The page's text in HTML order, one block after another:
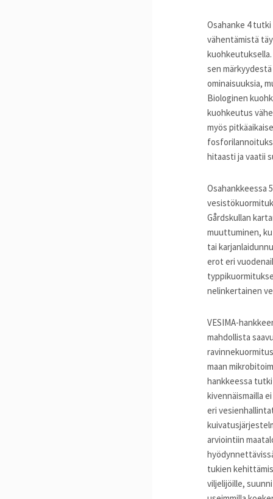
Osahanke 4
vähentämistä
sen
ominaisuuksia,
Biologinen
kuohkeutus
myös
hitaasti ja vaatii
Osahankkeessa
Gårdskullan
muuttuminen,
tai
erot eri
nelinkertainen
VESIMA-
mahdollista
maan
hankkeessa
kivennäismailla
eri
arviointiin
tukien
viljelijöille,